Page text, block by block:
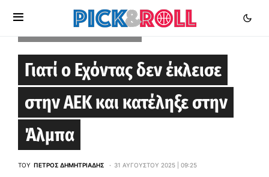
Γιατί ο Εχόντας δεν έκλεισε
στην ΑΕΚ και κατέληξε στην
Άλμπα
ΤΟΥ ΠΈΤΡΟΣ ΔΗΜΗΤΡΙΆΔΗΣ 31 ΑΥΓΟΎΣΤΟΥ 2025 | 09:25